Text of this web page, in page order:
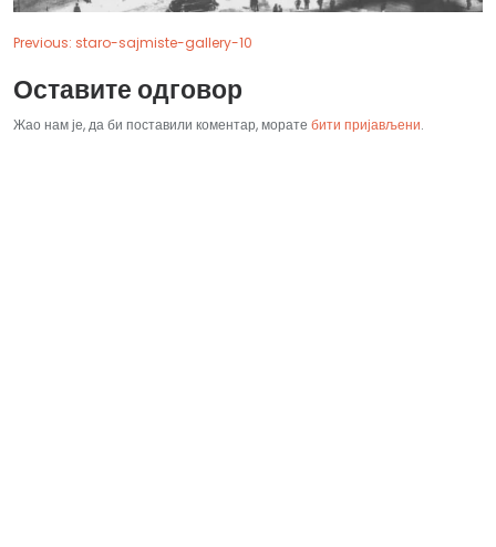
Previous: staro-sajmiste-gallery-10
Оставите одговор
Жао нам је, да би поставили коментар, морате бити пријављени.